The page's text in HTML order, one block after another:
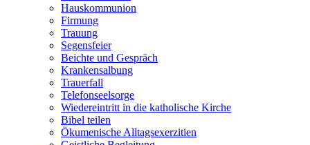
Hauskommunion
Firmung
Trauung
Segensfeier
Beichte und Gespräch
Krankensalbung
Trauerfall
Telefonseelsorge
Wiedereintritt in die katholische Kirche
Bibel teilen
Ökumenische Alltagsexerzitien